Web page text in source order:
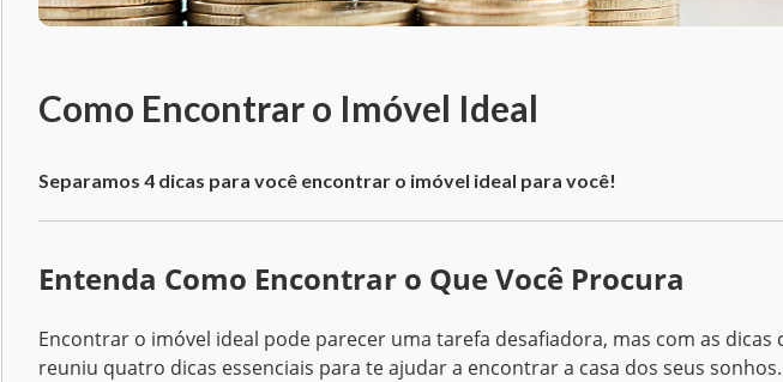
Como Encontrar o Imóvel Ideal
Separamos 4 dicas para você encontrar o imóvel ideal para você!
Entenda Como Encontrar o Que Você Procura
Encontrar o imóvel ideal pode parecer uma tarefa desafiadora, mas com as
reuniu quatro dicas essenciais para te ajudar a encontrar a casa dos seus